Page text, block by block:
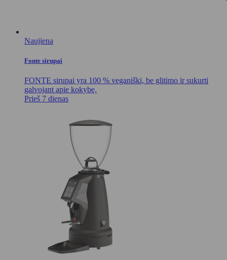
Naujiena
Fonte sirupai
FONTE sirupai yra 100 % veganiški, be glitimo ir sukurti
galvojant apie kokybę.
Prieš 7 dienas